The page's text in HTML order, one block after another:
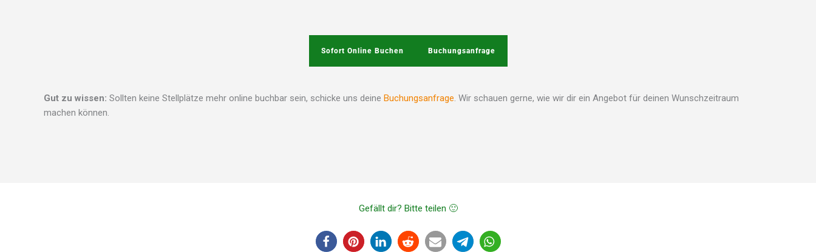
Sofort Online Buchen Buchungsanfrage
Gut zu wissen: Sollten keine Stellplätze mehr online buchbar sein, schicke uns deine Buchungsanfrage. Wir schauen gerne, wie wir dir ein Angebot für deinen Wunschzeitraum
machen können.
Gefällt dir? Bitte teilen 🙂